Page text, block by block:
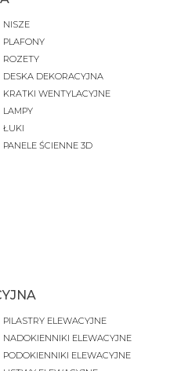
NISZE
PLAFONY
ROZETY
DESKA DEKORACYJNA
KRATKI WENTYLACYJNE
LAMPY
ŁUKI
PANELE ŚCIENNE 3D
PILASTRY ELEWACYJNE
NADOKIENNIKI ELEWACYJNE
PODOKIENNIKI ELEWACYJNE